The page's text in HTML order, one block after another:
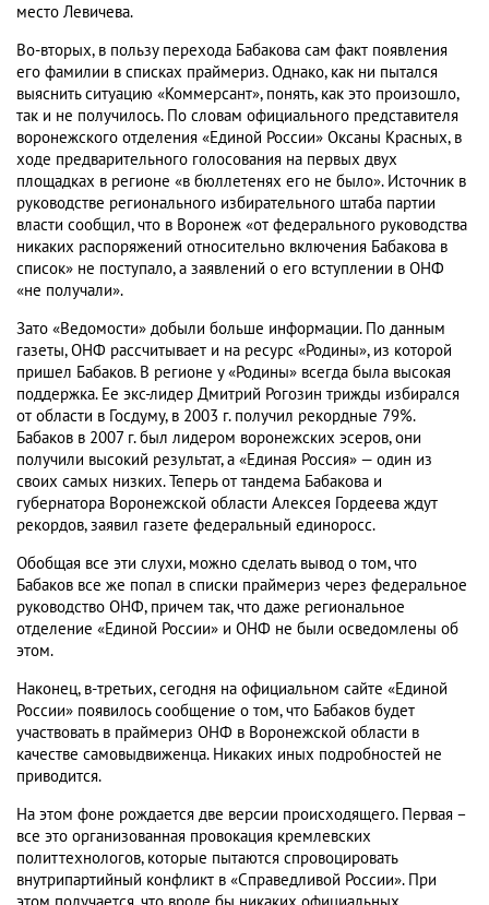
место Левичева.
Во-вторых, в пользу перехода Бабакова сам факт появления
его фамилии в списках праймериз. Однако, как ни пытался
выяснить ситуацию «Коммерсант», понять, как это произошло,
так и не получилось. По словам официального представителя
воронежского отделения «Единой России» Оксаны Красных, в
ходе предварительного голосования на первых двух
площадках в регионе «в бюллетенях его не было». Источник в
руководстве регионального избирательного штаба партии
власти сообщил, что в Воронеж «от федерального руководства
никаких распоряжений относительно включения Бабакова в
список» не поступало, а заявлений о его вступлении в ОНФ
«не получали».
Зато «Ведомости» добыли больше информации. По данным
газеты, ОНФ рассчитывает и на ресурс «Родины», из которой
пришел Бабаков. В регионе у «Родины» всегда была высокая
поддержка. Ее экс-лидер Дмитрий Рогозин трижды избирался
от области в Госдуму, в 2003 г. получил рекордные 79%.
Бабаков в 2007 г. был лидером воронежских эсеров, они
получили высокий результат, а «Единая Россия» — один из
своих самых низких. Теперь от тандема Бабакова и
губернатора Воронежской области Алексея Гордеева ждут
рекордов, заявил газете федеральный единоросс.
Обобщая все эти слухи, можно сделать вывод о том, что
Бабаков все же попал в списки праймериз через федеральное
руководство ОНФ, причем так, что даже региональное
отделение «Единой России» и ОНФ не были осведомлены об
этом.
Наконец, в-третьих, сегодня на официальном сайте «Единой
России» появилось сообщение о том, что Бабаков будет
участвовать в праймериз ОНФ в Воронежской области в
качестве самовыдвиженца. Никаких иных подробностей не
приводится.
На этом фоне рождается две версии происходящего. Первая –
все это организованная провокация кремлевских
политтехнологов, которые пытаются спровоцировать
внутрипартийный конфликт в «Справедливой России». При